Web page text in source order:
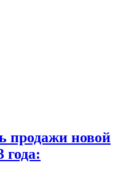
продажи новой
года: